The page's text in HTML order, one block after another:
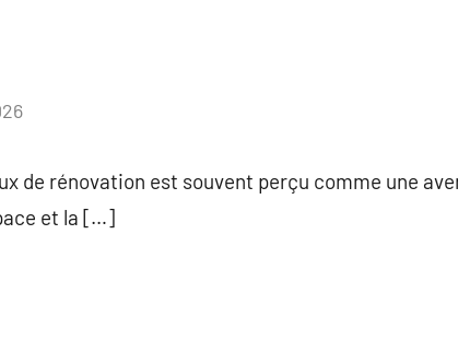
de rénovation est souvent perçu comme une
et la […]